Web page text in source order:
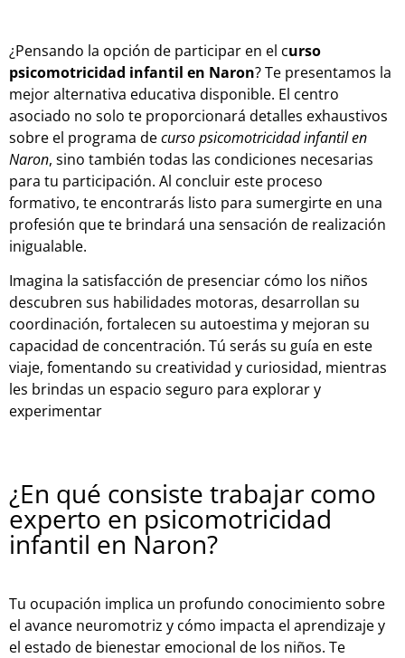
¿Pensando la opción de participar en el curso
psicomotricidad infantil en Naron? Te presentamos la
mejor alternativa educativa disponible. El centro
asociado no solo te proporcionará detalles exhaustivos
sobre el programa decurso psicomotricidad infantil en
Naron, sino también todas las condiciones necesarias
para tu participación. Al concluir este proceso
formativo, te encontrarás listo para sumergirte en una
profesión que te brindará una sensación de realización
inigualable.
Imagina la satisfacción de presenciar cómo los niños
descubren sus habilidades motoras, desarrollan su
coordinación, fortalecen su autoestima y mejoran su
capacidad de concentración. Tú serás su guía en este
viaje, fomentando su creatividad y curiosidad, mientras
les brindas un espacio seguro para explorar y
experimentar
¿En qué consiste trabajar como
experto en psicomotricidad
infantil en Naron?
Tu ocupación implica un profundo conocimiento sobre
el avance neuromotriz y cómo impacta el aprendizaje y
el estado de bienestar emocional de los niños. Te